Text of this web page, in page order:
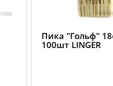
Пика "Гольф"
100шт LINGER